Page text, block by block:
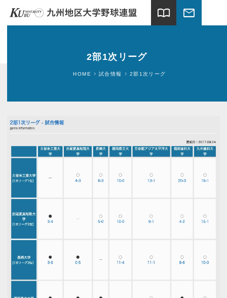
import_contacts mail
球場案内
ギャラリー
新着情報
2部1次リーグ
HOME 試合情報 2部1次リーグ